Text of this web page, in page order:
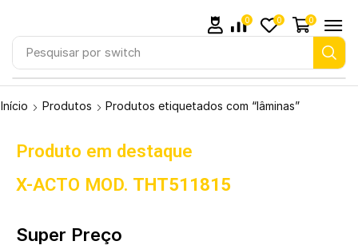
Pesquisar por switch
0 0 0
Início Produtos Produtos etiquetados com “lâminas”
Produto em destaque
X-ACTO MOD. THT511815
Super Preço